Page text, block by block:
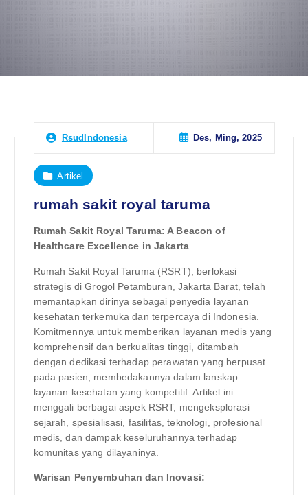
RsudIndonesia Des, Ming, 2025
Artikel
rumah sakit royal taruma
Rumah Sakit Royal Taruma: A Beacon of
Healthcare Excellence in Jakarta
Rumah Sakit Royal Taruma (RSRT), berlokasi
strategis di Grogol Petamburan, Jakarta Barat, telah
memantapkan dirinya sebagai penyedia layanan
kesehatan terkemuka dan terpercaya di Indonesia.
Komitmennya untuk memberikan layanan medis yang
komprehensif dan berkualitas tinggi, ditambah
dengan dedikasi terhadap perawatan yang berpusat
pada pasien, membedakannya dalam lanskap
layanan kesehatan yang kompetitif. Artikel ini
menggali berbagai aspek RSRT, mengeksplorasi
sejarah, spesialisasi, fasilitas, teknologi, profesional
medis, dan dampak keseluruhannya terhadap
komunitas yang dilayaninya.
Warisan Penyembuhan dan Inovasi: